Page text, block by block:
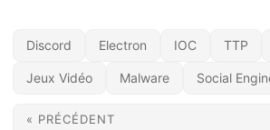
Discord Electron IOC TTP
Jeux Vidéo Malware Social
« PRÉCÉDENT